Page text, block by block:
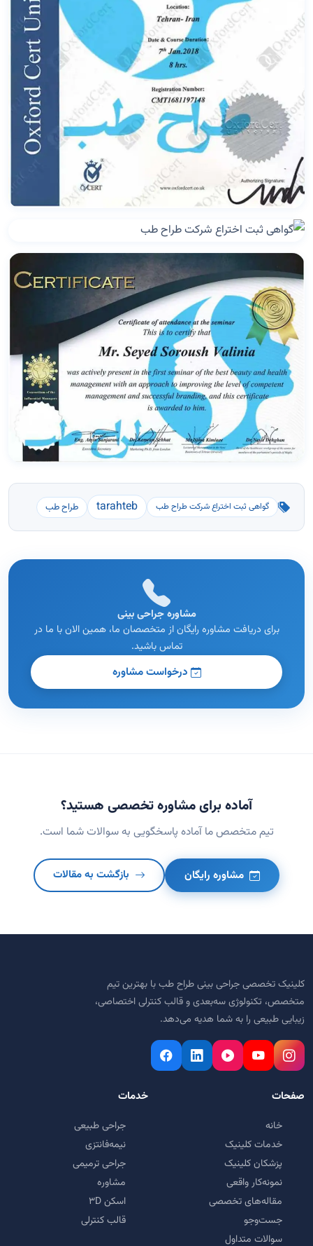
گواهی ثبت اختراع شرکت طراح طب tarahteb طراح طب
مشاوره جراحی بینی
برای دریافت مشاوره رایگان از متخصصان ما، همین الان با ما در
تماس باشید.
درخواست مشاوره
آماده برای مشاوره تخصصی هستید؟
تیم متخصص ما آماده پاسخگویی به سوالات شما است.
مشاوره رایگان بازگشت به مقالات
کلینیک تخصصی جراحی بینی طراح طب با بهترین تیم
متخصص، تکنولوژی سه‌بعدی و قالب کنترلی اختصاصی،
زیبایی طبیعی را به شما هدیه می‌دهد.
صفحات
خانه
خدمات کلینیک
پزشکان کلینیک
نمونه‌کار واقعی
مقاله‌های تخصصی
جست‌وجو
سوالات متداول
خدمات
جراحی طبیعی
نیمه‌فانتزی
جراحی ترمیمی
مشاوره
اسکن ۳D
قالب کنترلی